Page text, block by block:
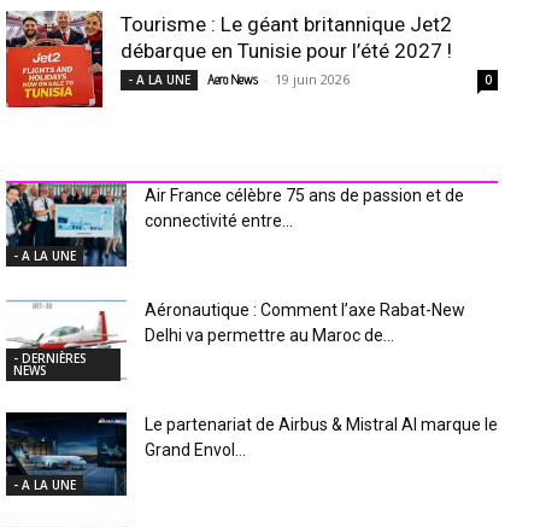
Tourisme : Le géant britannique Jet2
débarque en Tunisie pour l’été 2027 !
- A LA UNE Aero News - 19 juin 2026 0
- A LA UNE
Air France célèbre 75 ans de passion et de
connectivité entre...
- DERNIÈRES
NEWS
Aéronautique : Comment l’axe Rabat-New
Delhi va permettre au Maroc de...
- A LA UNE
Le partenariat de Airbus & Mistral AI marque le
Grand Envol...